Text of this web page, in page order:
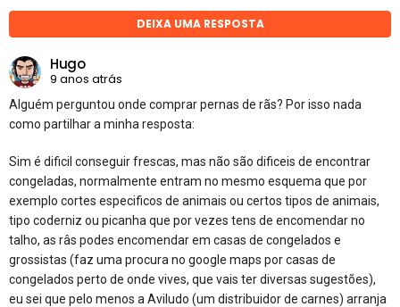
DEIXA UMA RESPOSTA
Hugo
9 anos atrás
Alguém perguntou onde comprar pernas de rãs? Por isso nada
como partilhar a minha resposta:
Sim é dificil conseguir frescas, mas não são dificeis de encontrar
congeladas, normalmente entram no mesmo esquema que por
exemplo cortes especificos de animais ou certos tipos de animais,
tipo coderniz ou picanha que por vezes tens de encomendar no
talho, as râs podes encomendar em casas de congelados e
grossistas (faz uma procura no google maps por casas de
congelados perto de onde vives, que vais ter diversas sugestões),
eu sei que pelo menos a Aviludo (um distribuidor de carnes) arranja